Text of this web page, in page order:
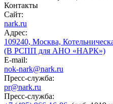
Контакты
Сайт:
nark.ru
Адрес:
109240, Москва,
(В РСПП для АНО «НАРК»)
E-mail:
nok-nark@nark.ru
Пресс-служба:
pr@nark.ru
Пресс-служба: